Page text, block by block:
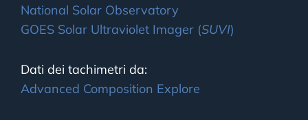
National Solar Observatory
GOES Solar Ultraviolet Imager (SUVI)
Dati dei tachimetri da:
Advanced Composition Explore